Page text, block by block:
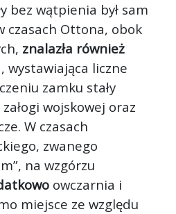
bez wątpienia był sam
czasach Ottona, obok
znalazła również
wystawiająca liczne
zamku stały
wojskowej oraz
W czasach
zwanego
na wzgórzu
owczarnia i
miejsce ze względu